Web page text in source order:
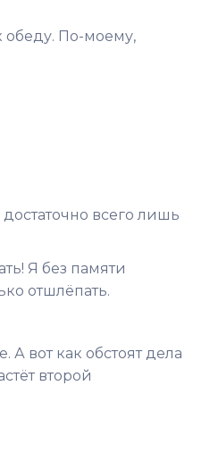
обеду. По-моему,
всего лишь
Я без памяти
отшлёпать.
вот как обстоят дела
второй